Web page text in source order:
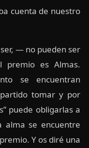
cuenta de nuestro
— no pueden ser
premio es Almas.
se encuentran
tomar y por
puede obligarlas a
alma se encuentre
Y os diré una